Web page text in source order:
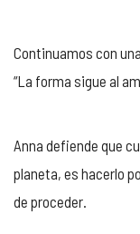
Continuamos con
“La forma sigue al
Anna defiende que
planeta, es hacerlo
de proceder.